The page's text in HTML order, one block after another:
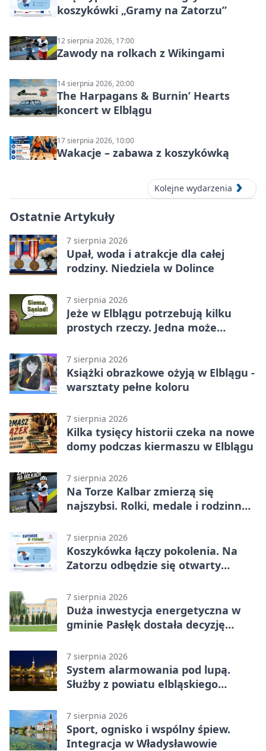
koszykówki „Gramy na Zatorzu”
12 sierpnia 2026, 17:00
Zawody na rolkach z Wikingami
14 sierpnia 2026, 20:00
The Harpagans & Burnin’ Hearts
koncert w Elblągu
17 sierpnia 2026, 10:00
Wakacje – zabawa z koszykówką
Kolejne wydarzenia
Ostatnie Artykuły
7 sierpnia 2026
Upał, woda i atrakcje dla całej
rodziny. Niedziela w Dolince
7 sierpnia 2026
Jeże w Elblągu potrzebują kilku
prostych rzeczy. Jedna może
7 sierpnia 2026
Książki obrazkowe ożyją w Elblągu -
warsztaty pełne koloru
7 sierpnia 2026
Kilka tysięcy historii czeka na nowe
domy podczas kiermaszu w Elblągu
7 sierpnia 2026
Na Torze Kalbar zmierzą się
najszybsi. Rolki, medale i rodzinna
7 sierpnia 2026
Koszykówka łączy pokolenia. Na
Zatorzu odbędzie się otwarty
7 sierpnia 2026
Duża inwestycja energetyczna w
gminie Pasłęk dostała decyzję
7 sierpnia 2026
System alarmowania pod lupą.
Służby z powiatu elbląskiego
7 sierpnia 2026
Sport, ognisko i wspólny śpiew.
Integracja w Władysławowie